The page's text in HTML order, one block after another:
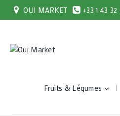
OUI MARKET +33 1 43
Fruits & Légumes